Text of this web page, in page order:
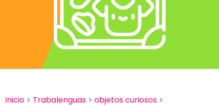
Inicio > Trabalenguas > objetos curiosos >